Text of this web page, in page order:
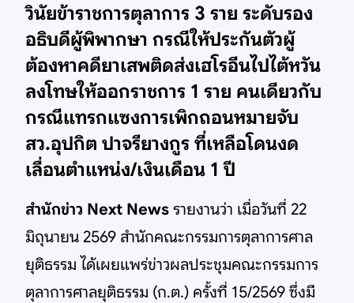
วินัยข้าราชการตุลาการ 3 ราย ระดับรอง
อธิบดีผู้พิพากษา กรณีให้ประกันตัวผู้
ต้องหาคดียาเสพติดส่งเฮโรอีนไปไต้หวัน
ลงโทษให้ออกราชการ 1 ราย คนเดียวกับ
กรณีแทรกแซงการเพิกถอนหมายจับ
สว.อุปกิต ปาจรียางกูร ที่เหลือโดนงด
เลื่อนตำแหน่ง/เงินเดือน 1 ปี
สำนักข่าว Next News รายงานว่า เมื่อวันที่ 22
มิถุนายน 2569 สำนักคณะกรรมการตุลาการศาล
ยุติธรรม ได้เผยแพร่ข่าวผลประชุมคณะกรรมการ
ตุลาการศาลยุติธรรม (ก.ต.) ครั้งที่ 15/2569 ซึ่งมี